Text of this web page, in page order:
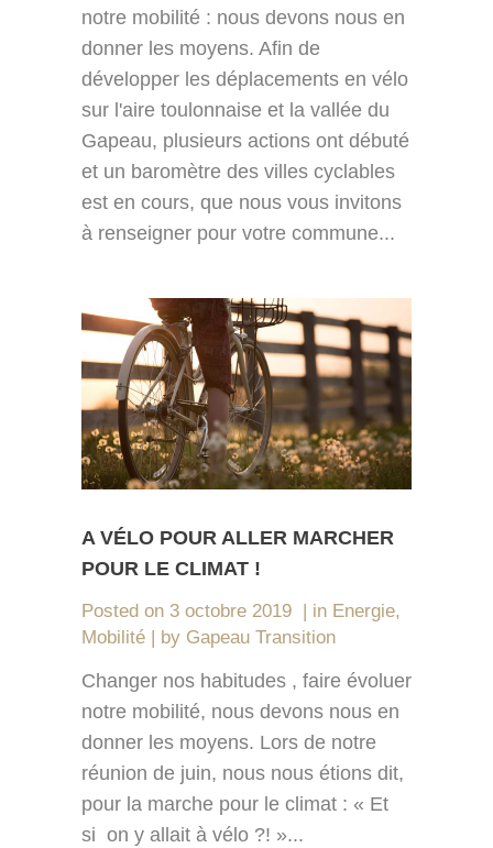
notre mobilité : nous devons nous en
donner les moyens. Afin de
développer les déplacements en vélo
sur l'aire toulonnaise et la vallée du
Gapeau, plusieurs actions ont débuté
et un baromètre des villes cyclables
est en cours, que nous vous invitons
à renseigner pour votre commune...
A VÉLO POUR ALLER MARCHER
POUR LE CLIMAT !
Posted on 3 octobre 2019 in Energie,
Mobilité
by Gapeau Transition
Changer nos habitudes , faire évoluer
notre mobilité, nous devons nous en
donner les moyens. Lors de notre
réunion de juin, nous nous étions dit,
pour la marche pour le climat : « Et
si on y allait à vélo ?! »...